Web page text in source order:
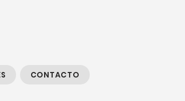
CONTACTO